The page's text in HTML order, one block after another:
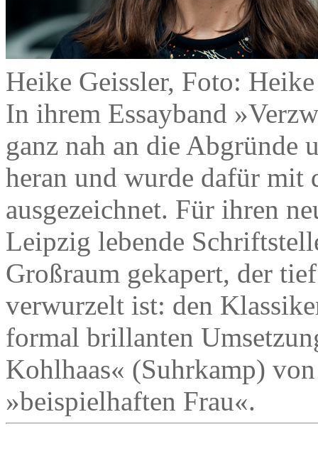
Heike Geissler, Foto:
In ihrem Essayband
ganz nah an die Abgründe
heran und wurde dafür mit
ausgezeichnet. Für ihren
Leipzig lebende
Großraum gekapert, der
verwurzelt ist: den
formal brillanten
Kohlhaas« (Suhrkamp)
»beispielhaften Frau«.